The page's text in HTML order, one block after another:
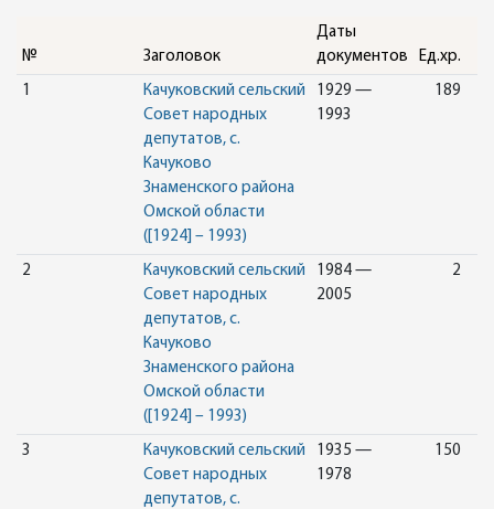
№ Заголовок
Даты
документов
Ед.хр.
1
Качуковский сельский
Совет народных
депутатов, с.
Качуково
Знаменского района
Омской области
([1924] – 1993)
1929 —
1993
189
2
Качуковский сельский
Совет народных
депутатов, с.
Качуково
Знаменского района
Омской области
([1924] – 1993)
1984 —
2005
2
3
Качуковский сельский
Совет народных
депутатов, с.
1935 —
1978
150